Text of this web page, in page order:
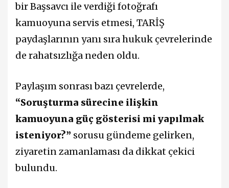
bir Başsavcı ile verdiği fotoğrafı
kamuoyuna servis etmesi, TARİŞ
paydaşlarının yanı sıra hukuk çevrelerinde
de rahatsızlığa neden oldu.
Paylaşım sonrası bazı çevrelerde,
“Soruşturma sürecine ilişkin
kamuoyuna güç gösterisi mi yapılmak
isteniyor?” sorusu gündeme gelirken,
ziyaretin zamanlaması da dikkat çekici
bulundu.